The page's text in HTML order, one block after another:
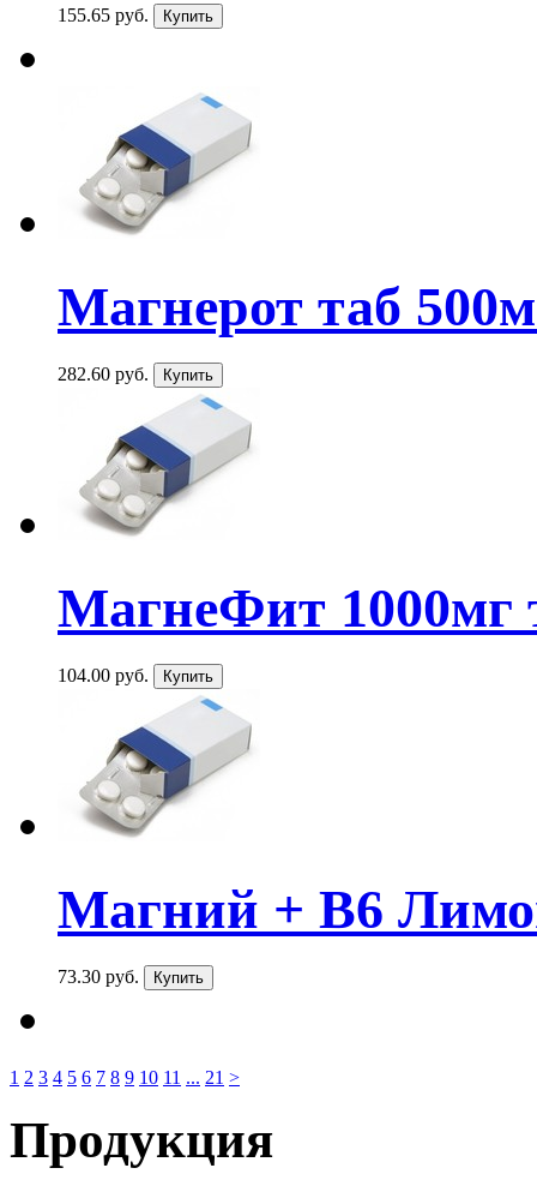
155.65 руб.
Магнерот таб
282.60 руб.
МагнеФит 1000мг
104.00 руб.
Магний + В6
73.30 руб.
1 2 3 4 5 6 7 8 9 10 11 ... 21 >
Продукция